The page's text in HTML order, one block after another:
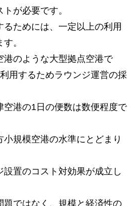
が必要です。
るためには、一定以上の利用
。
港のような大型拠点空港で
用するためラウンジ運営の採
空港の1日の便数は数便程度で
規模空港の水準にとどまり
設置のコスト対効果が成立し
題ではなく、規模と経済性の